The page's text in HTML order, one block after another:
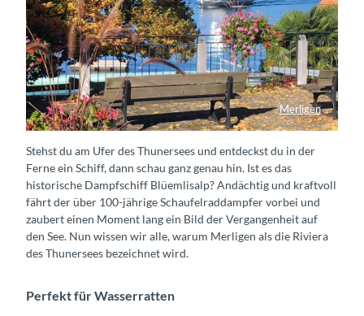
Merligen
Schifffahrt vorbei an Merligen
Stehst du am Ufer des Thunersees und entdeckst du in der
Ferne ein Schiff, dann schau ganz genau hin. Ist es das
historische Dampfschiff Blüemlisalp? Andächtig und kraftvoll
fährt der über 100-jährige Schaufelraddampfer vorbei und
zaubert einen Moment lang ein Bild der Vergangenheit auf
den See. Nun wissen wir alle, warum Merligen als die Riviera
des Thunersees bezeichnet wird.
Perfekt für Wasserratten